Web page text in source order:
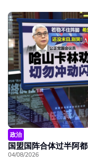
政治
国盟国阵合体过半阿
04/08/2026